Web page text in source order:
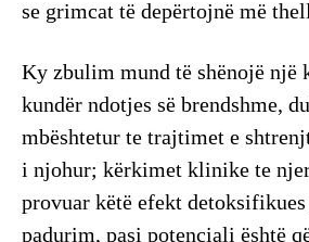
se grimcat të depërtojnë më
Ky zbulim mund të shënojë një
kundër ndotjes së brendshme,
mbështetur te trajtimet e
i njohur; kërkimet klinike te
provuar këtë efekt
padurim, pasi potenciali është